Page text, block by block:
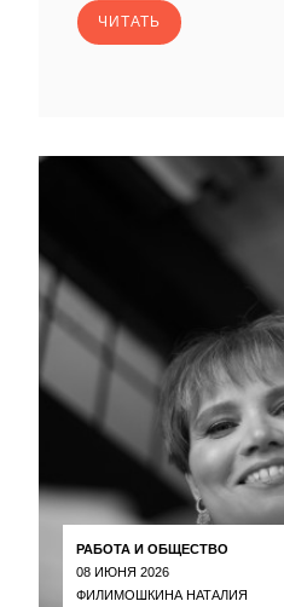
ЧИТАТЬ
РАБОТА И ОБЩЕСТВО
08 ИЮНЯ 2026
ФИЛИМОШКИНА НАТАЛИЯ